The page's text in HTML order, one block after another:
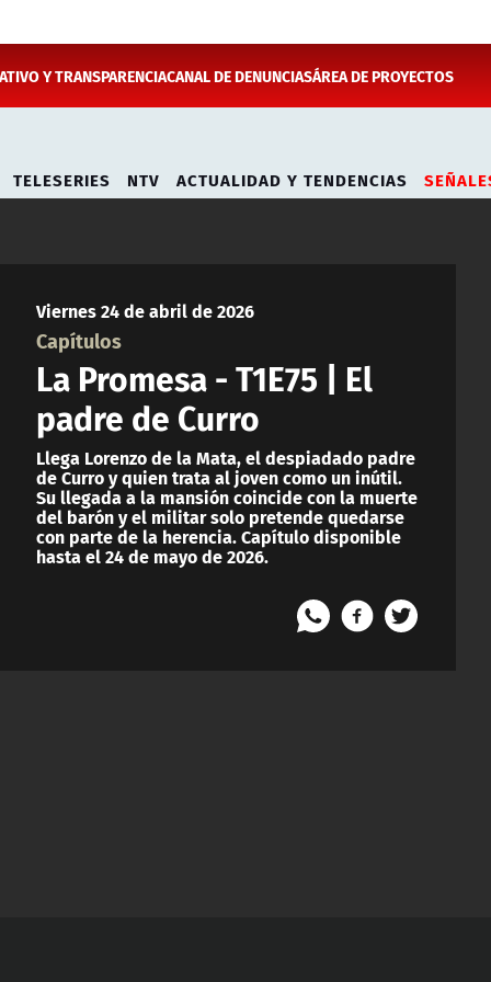
Y TRANSPARENCIACANAL DE DENUNCIASÁREA DE PROYECTOS
TELESERIES NTV ACTUALIDAD Y TENDENCIAS
Viernes 24 de abril de 2026
Capítulos
La Promesa - T1E75 | El
padre de Curro
Llega Lorenzo de la Mata, el despiadado padre
de Curro y quien trata al joven como un inútil.
Su llegada a la mansión coincide con la muerte
del barón y el militar solo pretende quedarse
con parte de la herencia. Capítulo disponible
hasta el 24 de mayo de 2026.